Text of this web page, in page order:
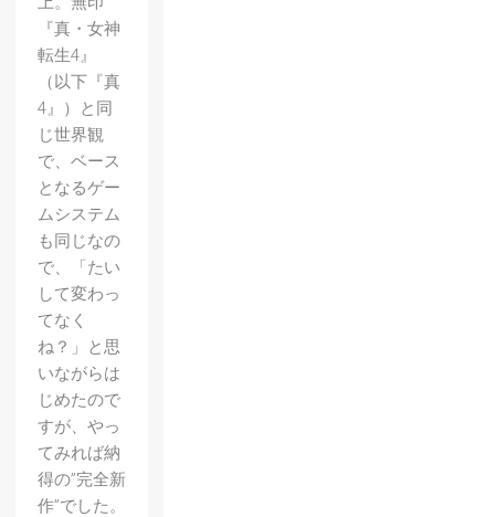
『真・女神
転生4』
（以下『真
4』）と同
じ世界観
で、ベース
となるゲー
ムシステム
も同じなの
で、「たい
して変わっ
てなく
ね？」と思
いながらは
じめたので
すが、やっ
てみれば納
得の”完全新
作”でした。